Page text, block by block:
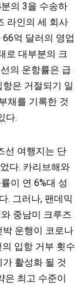
의 3을 수송하
라인의 세 회사
억 달러의 영업
로 대부분의 크
의 운항률은 급
은 거절되기 일
채를 기록한 것
다.
선 여행지는 단
다. 카리브해와
이 연 6%대 성
. 그러나, 팬데믹
중남미 크루즈
운행이 코로나
입항 거부 횟수
활성화 될 것
은 최고 수준이